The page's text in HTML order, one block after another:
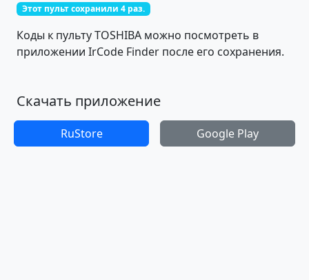
Этот пульт сохранили 4 раз.
Коды к пульту TOSHIBA можно посмотреть в
приложении IrCode Finder после его сохранения.
Скачать приложение
RuStore Google Play